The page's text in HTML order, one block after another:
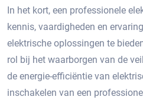
In het kort, een professionele
kennis, vaardigheden en
elektrische oplossingen te
rol bij het waarborgen van de
de energie-efficiëntie van
inschakelen van een